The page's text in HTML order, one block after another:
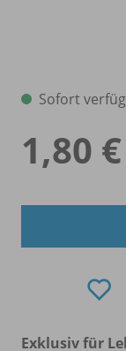
Sofort
1,80 €
Exklusiv für